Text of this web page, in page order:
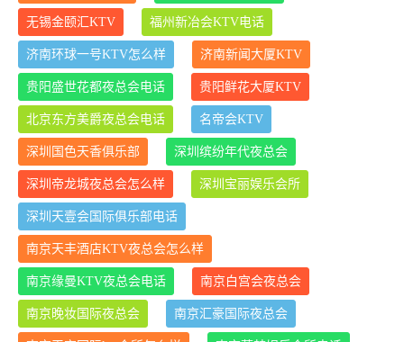
无锡金颐汇KTV 福州新冶会KTV电话
济南环球一号KTV怎么样 济南新闻大厦KTV
贵阳盛世花都夜总会电话 贵阳鲜花大厦KTV
北京东方美爵夜总会电话 名帝会KTV
深圳国色天香俱乐部 深圳缤纷年代夜总会
深圳帝龙城夜总会怎么样 深圳宝丽娱乐会所
深圳天壹会国际俱乐部电话
南京天丰酒店KTV夜总会怎么样
南京缘曼KTV夜总会电话 南京白宫会夜总会
南京晚妆国际夜总会 南京汇豪国际夜总会